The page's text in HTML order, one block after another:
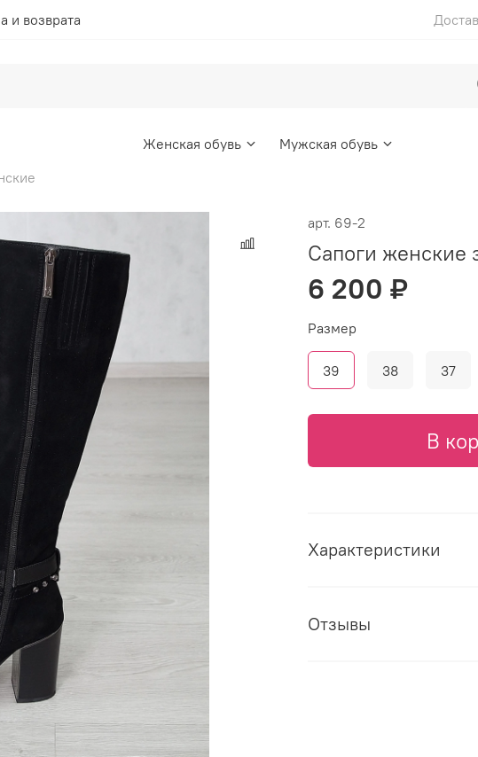
и возврата
Женская обувь
Мужская обувь
арт. 69-2
Сапоги женские
6 200 ₽
В
Размер
39 38 37
Характеристики
Отзывы